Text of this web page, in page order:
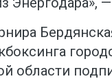
области